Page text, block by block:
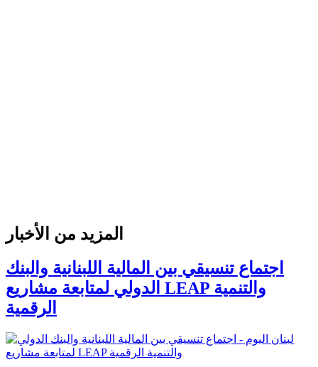
المزيد من الأخبار
اجتماع تنسيقي بين المالية اللبنانية والبنك
الدولي لمتابعة مشاريع LEAP والتنمية
الرقمية